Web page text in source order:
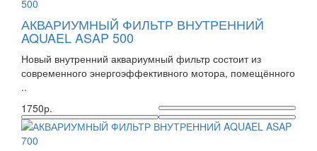
АКВАРИУМНЫЙ ФИЛЬТР ВНУТРЕННИЙ
AQUAEL ASAP 500
Новый внутренний аквариумный фильтр состоит из
современного энергоэффективного мотора, помещённого
..
1750р.